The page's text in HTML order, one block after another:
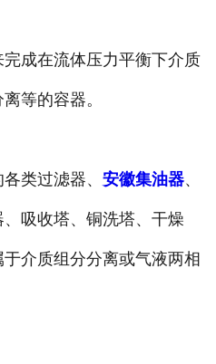
成在流体压力平衡下介质
等的容器。
类过滤器、 安徽集油器、
吸收塔、铜洗塔、干燥
介质组分分离或气液两相